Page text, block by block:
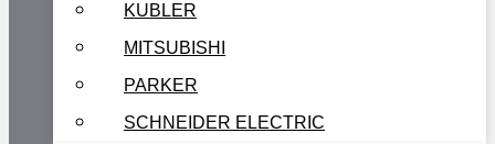
KUBLER
MITSUBISHI
PARKER
SCHNEIDER ELECTRIC